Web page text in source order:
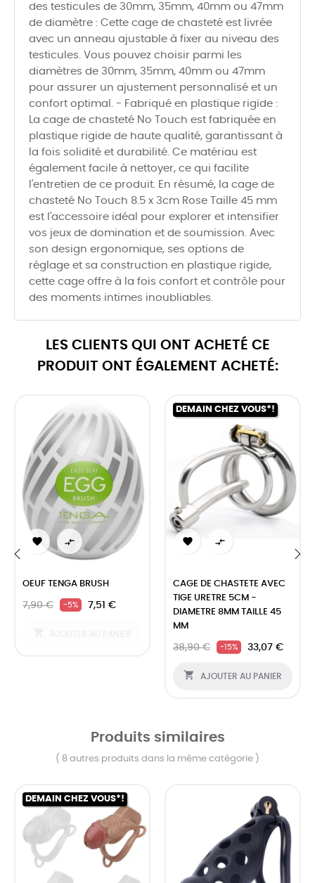
des testicules de 30mm, 35mm, 40mm ou 47mm
de diamètre : Cette cage de chasteté est livrée
avec un anneau ajustable à fixer au niveau des
testicules. Vous pouvez choisir parmi les
diamètres de 30mm, 35mm, 40mm ou 47mm
pour assurer un ajustement personnalisé et un
confort optimal. - Fabriqué en plastique rigide :
La cage de chasteté No Touch est fabriquée en
plastique rigide de haute qualité, garantissant à
la fois solidité et durabilité. Ce matériau est
également facile à nettoyer, ce qui facilite
l'entretien de ce produit. En résumé, la cage de
chasteté No Touch 8.5 x 3cm Rose Taille 45 mm
est l'accessoire idéal pour explorer et intensifier
vos jeux de domination et de soumission. Avec
son design ergonomique, ses options de
réglage et sa construction en plastique rigide,
cette cage offre à la fois confort et contrôle pour
des moments intimes inoubliables.
LES CLIENTS QUI ONT ACHETÉ CE
PRODUIT ONT ÉGALEMENT ACHETÉ:
 
OEUF TENGA BRUSH
7,90 € -5% 7,51 €
DEMAIN CHEZ VOUS*!
 
CAGE DE CHASTETE AVEC
TIGE URETRE 5CM -
DIAMETRE 8MM TAILLE 45
MM
38,90 € -15% 33,07 €
 AJOUTER AU PANIER
Produits similaires
( 8 autres produits dans la même catégorie )
DEMAIN CHEZ VOUS*!